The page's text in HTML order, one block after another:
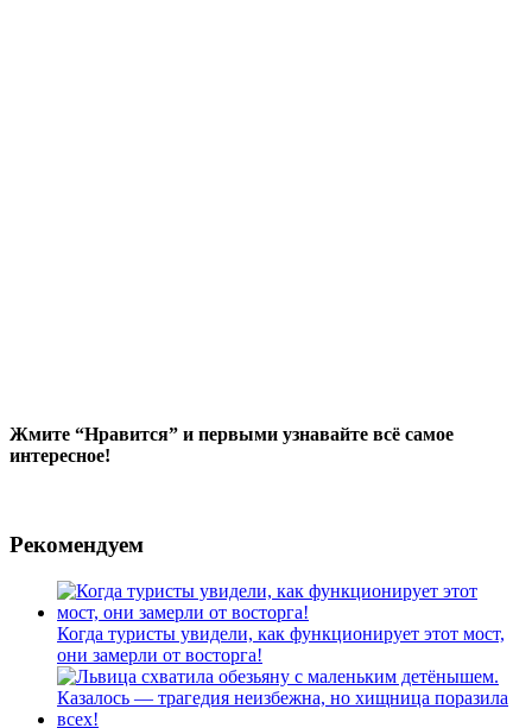
Жмите “Нравится” и первыми узнавайте всё самое
интересное!
Рекомендуем
Когда туристы увидели, как функционирует этот мост,
они замерли от восторга!